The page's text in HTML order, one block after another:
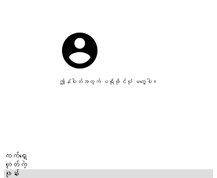
ဤနံပါတ်အတွက် ပရိုဖိုင်ပုံ မတွေ့ပါ။
ကက်ရှေ
ဟုတ်ကဲ့
ဖုန်း